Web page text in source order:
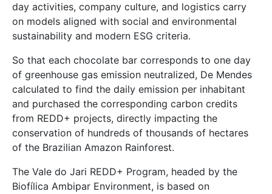
day activities, company culture, and logistics carry
on models aligned with social and environmental
sustainability and modern ESG criteria.
So that each chocolate bar corresponds to one day
of greenhouse gas emission neutralized, De Mendes
calculated to find the daily emission per inhabitant
and purchased the corresponding carbon credits
from REDD+ projects, directly impacting the
conservation of hundreds of thousands of hectares
of the Brazilian Amazon Rainforest.
The Vale do Jari REDD+ Program, headed by the
Biofílica Ambipar Environment, is based on